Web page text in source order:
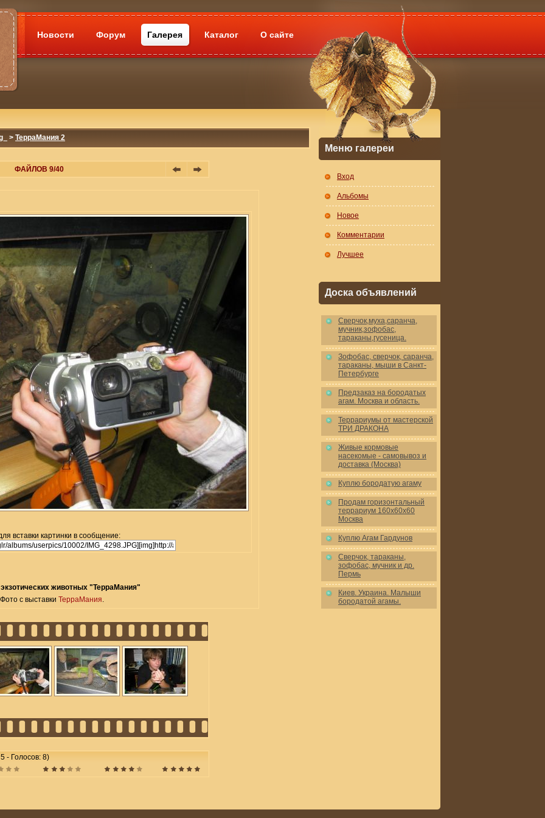
Новости Форум Галерея Каталог О сайте
> ТерраМания 2
ФАЙЛОВ 9/40
вставки картинки в сообщение:
животных "ТерраМания"
Фото с выставки ТерраМания.
- Голосов: 8)
Меню галереи
Вход
Альбомы
Новое
Комментарии
Лучшее
Доска объявлений
Cверчок,муха,саранча,
мучник,зофобас,
тараканы,гусеница.
Зофобас, сверчок, саранча,
тараканы, мыши в Санкт-
Петербурге
Предзаказ на бородатых
агам. Москва и область.
Террариумы от мастерской
ТРИ ДРАКОНА
Живые кормовые
насекомые - самовывоз и
доставка (Москва)
Куплю бородатую агаму
Продам горизонтальный
террариум 160x60x60
Москва
Куплю Агам Гардунов
Сверчок, тараканы,
зофобас, мучник и др.
Пермь
Киев. Украина. Малыши
бородатой агамы.